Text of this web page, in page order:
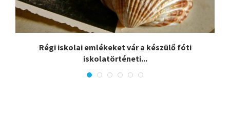
Régi iskolai emlékeket vár a készülő fóti
iskolatörténeti...